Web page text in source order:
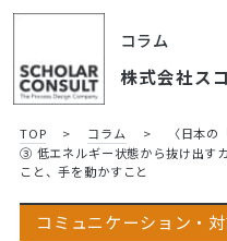
コラム
株式会社ス
TOP > コラム > 〈日本
③ 低エネルギー状態から抜け出す
こと、手を動かすこと
コミュニケーション・